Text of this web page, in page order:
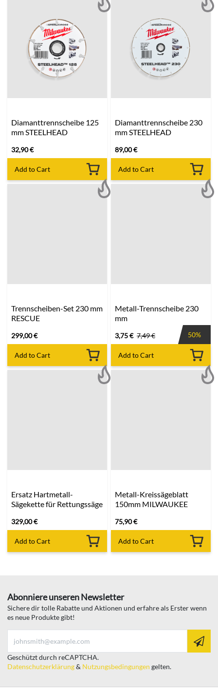
Diamanttrennscheibe 125
mm STEELHEAD
32,90€
Add to Cart
Diamanttrennscheibe 230
mm STEELHEAD
89,00€
Add to Cart
Trennscheiben-Set 230 mm
RESCUE
299,00€
Add to Cart
Metall-Trennscheibe 230
mm
3,75€ 7,49€ 50%
Add to Cart
Ersatz Hartmetall-
Sägekette für Rettungssäge
329,00€
Add to Cart
Metall-Kreissägeblatt
150mm MILWAUKEE
75,90€
Add to Cart
Abonniere unseren Newsletter
Sichere dir tolle Rabatte und Aktionen und erfahre als Erster wenn
es neue Produkte gibt!
Geschützt durch reCAPTCHA.
Datenschutzerklärung& Nutzungsbedingungen gelten.